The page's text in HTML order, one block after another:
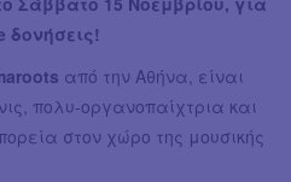
δονήσεις!
από την Αθήνα, είναι
πολυ-οργανοπαίχτρια και
στον χώρο της μουσικής